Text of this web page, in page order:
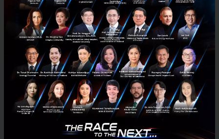
ถ้ารัฐฯ ปรับตัวไม่ดี Smart City ก็เกิดไม่ได้! คุยกับ Power
Ledger เรื่องพลังงานของเมืองอนาคต
หากพูดถึงการเป็น Smart City นอกเหนือจากเรื่องของเทคโนโลยี 5G และ
IoT แล้ว การจัดการพลังงานก็ถือเป็นปัจจัยหลักที่ช่วยให้เทคโนโลยีต่างๆ ใน
Smart City ขับเคลื่อนได้อย่างมั่นคง ซึ่งอัน...
กุมภาพันธ์ 22, 2019| ByTechsauce Team
Saucy Thoughts bcpg Smart City EnergyTech Power Ledger